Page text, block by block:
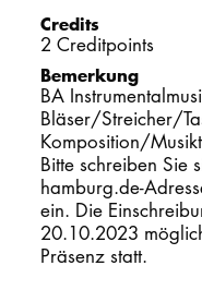
Credits
2 Creditpoints
Bemerkung
BA
Bläser/Streicher/
Komposition/
Bitte schreiben Sie
hamburg.de-
ein. Die
20.10.2023
Präsenz statt.